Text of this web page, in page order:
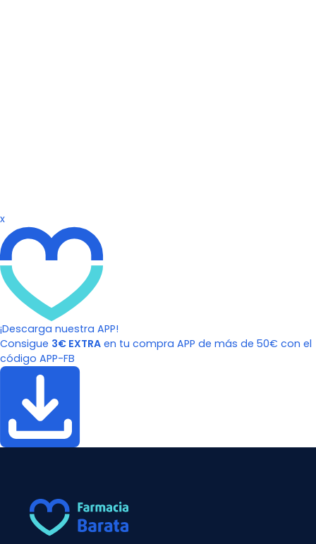
x
¡Descarga nuestra APP!
Consigue 3€ EXTRA en tu compra APP de más de 50€ con el
código APP-FB